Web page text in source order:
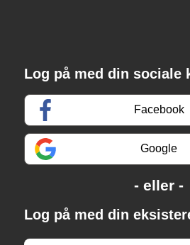
Log på med din sociale
Facebook
Google
Log på med din